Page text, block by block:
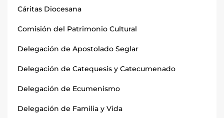
Cáritas Diocesana
Comisión del Patrimonio Cultural
Delegación de Apostolado Seglar
Delegación de Catequesis y Catecumenado
Delegación de Ecumenismo
Delegación de Familia y Vida